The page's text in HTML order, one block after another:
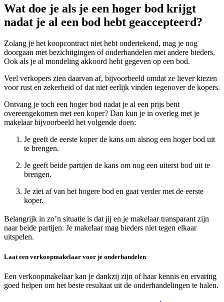
Wat doe je als je een hoger bod krijgt
nadat je al een bod hebt geaccepteerd?
Zolang je het koopcontract niet hebt ondertekend, mag je nog
doorgaan met bezichtigingen of onderhandelen met andere bieders.
Ook als je al mondeling akkoord hebt gegeven op een bod.
Veel verkopers zien daarvan af, bijvoorbeeld omdat ze liever kiezen
voor rust en zekerheid of dat niet eerlijk vinden tegenover de kopers.
Ontvang je toch een hoger bod nadat je al een prijs bent
overeengekomen met een koper? Dan kun je in overleg met je
makelaar bijvoorbeeld het volgende doen:
Je geeft de eerste koper de kans om alsnog een hoger bod uit
te brengen.
Je geeft beide partijen de kans om nog een uiterst bod uit te
brengen.
Je ziet af van het hogere bod en gaat verder met de eerste
koper.
Belangrijk in zo’n situatie is dat jij en je makelaar transparant zijn
naar beide partijen. Je makelaar mag bieders niet tegen elkaar
uitspelen.
Laat een verkoopmakelaar voor je onderhandelen
Een verkoopmakelaar kan je dankzij zijn of haar kennis en ervaring
goed helpen om het beste resultaat uit de onderhandelingen te halen.